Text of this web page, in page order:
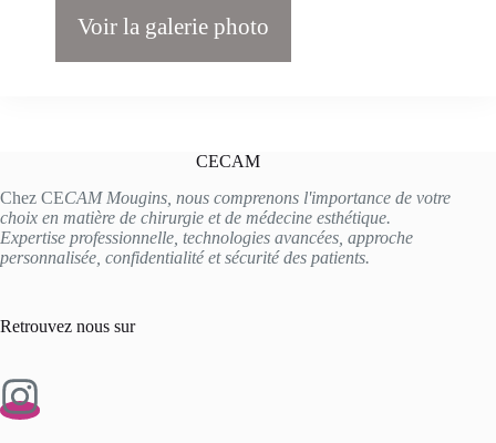
Voir la galerie photo
CECAM
Chez CECAM Mougins, nous comprenons l'importance de votre
choix en matière de chirurgie et de médecine esthétique.
Expertise professionnelle, technologies avancées, approche
personnalisée, confidentialité et sécurité des patients.
Retrouvez nous sur